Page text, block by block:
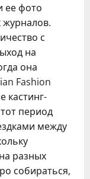
ее фото
с
на
она
Fashion
кастинг-
период
между
разных
собираться,